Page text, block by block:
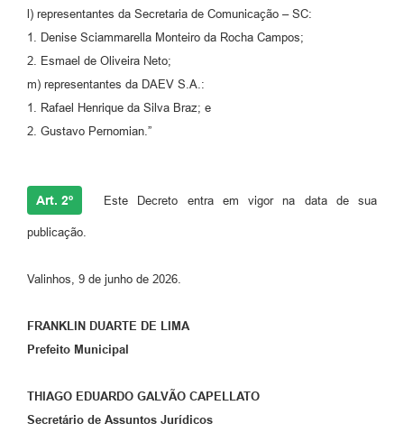
l) representantes da Secretaria de Comunicação – SC:
1. Denise Sciammarella Monteiro da Rocha Campos;
2. Esmael de Oliveira Neto;
m) representantes da DAEV S.A.:
1. Rafael Henrique da Silva Braz; e
2. Gustavo Pernomian.”
Art. 2º Este Decreto entra em vigor na data de sua
publicação.
Valinhos, 9 de junho de 2026.
FRANKLIN DUARTE DE LIMA
Prefeito Municipal
THIAGO EDUARDO GALVÃO CAPELLATO
Secretário de Assuntos Jurídicos